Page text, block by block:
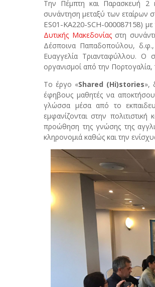
Την Πέμπτη και Παρασκευή 2
συνάντηση μεταξύ των εταίρων
ES01-KA220-SCH-000087158) με
Δυτικής Μακεδονίαςστη
Δέσποινα Παπαδοπούλου,
Ευαγγελία Τριανταφύλλου. Ο
οργανισμοί από την Πορτογαλία,
Το έργο «Shared (Hi)stories»,
έφηβους μαθητές να
γλώσσα μέσα από το
εμφανίζονται στην
προώθηση της γνώσης της
κληρονομιά καθώς και την